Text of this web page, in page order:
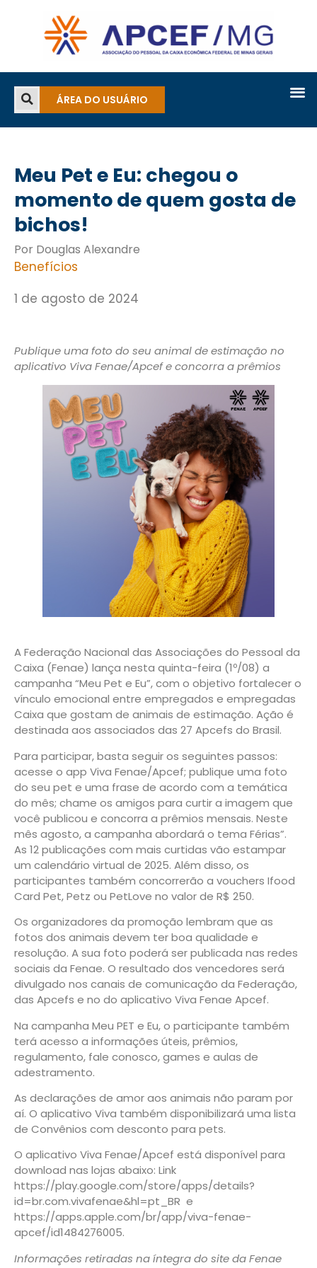
ÁREA DO USUÁRIO
Meu Pet e Eu: chegou o
momento de quem gosta de
bichos!
Por Douglas Alexandre
Benefícios
1 de agosto de 2024
Publique uma foto do seu animal de estimação no
aplicativo Viva Fenae/Apcef e concorra a prêmios
A Federação Nacional das Associações do Pessoal da
Caixa (Fenae) lança nesta quinta-feira (1º/08) a
campanha “Meu Pet e Eu”, com o objetivo fortalecer o
vínculo emocional entre empregados e empregadas
Caixa que gostam de animais de estimação. Ação é
destinada aos associados das 27 Apcefs do Brasil.
Para participar, basta seguir os seguintes passos:
acesse o app Viva Fenae/Apcef; publique uma foto
do seu pet e uma frase de acordo com a temática
do mês; chame os amigos para curtir a imagem que
você publicou e concorra a prêmios mensais. Neste
mês agosto, a campanha abordará o tema Férias”.
As 12 publicações com mais curtidas vão estampar
um calendário virtual de 2025. Além disso, os
participantes também concorrerão a vouchers Ifood
Card Pet, Petz ou PetLove no valor de R$ 250.
Os organizadores da promoção lembram que as
fotos dos animais devem ter boa qualidade e
resolução. A sua foto poderá ser publicada nas redes
sociais da Fenae. O resultado dos vencedores será
divulgado nos canais de comunicação da Federação,
das Apcefs e no do aplicativo Viva Fenae Apcef.
Na campanha Meu PET e Eu, o participante também
terá acesso a informações úteis, prêmios,
regulamento, fale conosco, games e aulas de
adestramento.
As declarações de amor aos animais não param por
aí. O aplicativo Viva também disponibilizará uma lista
de Convênios com desconto para pets.
O aplicativo Viva Fenae/Apcef está disponível para
download nas lojas abaixo: Link
https://play.google.com/store/apps/details?
id=br.com.vivafenae&hl=pt_BR e
https://apps.apple.com/br/app/viva-fenae-
apcef/id1484276005.
Informações retiradas na íntegra do site da Fenae